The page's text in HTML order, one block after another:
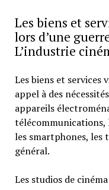
Les biens et
lors d’une
L’industrie
Les biens et services
appel à des
appareils
télécommunications,
les smartphones, les
général.
Les studios de